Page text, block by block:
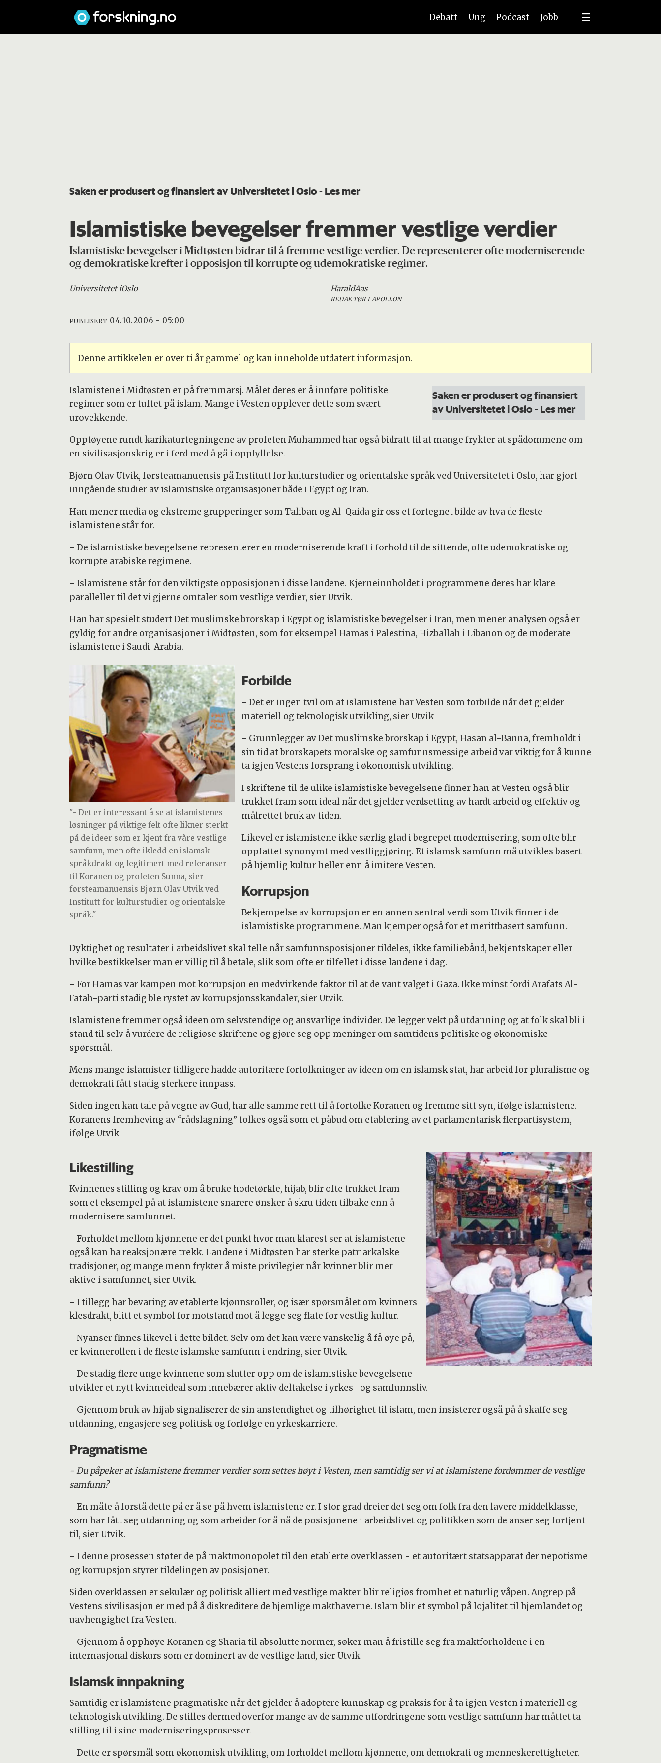
Debatt Ung Podcast Jobb
Saken er produsert og finansiert av Universitetet i Oslo- Les mer
Islamistiske bevegelser fremmer vestlige verdier
Islamistiske bevegelser i Midtøsten bidrar til å fremme vestlige verdier. De representerer ofte moderniserende
og demokratiske krefter i opposisjon til korrupte og udemokratiske regimer.
Universitetet iOslo HaraldAas
REDAKTØR I APOLLON
PUBLISERT 04.10.2006 - 05:00
Denne artikkelen er over ti år gammel og kan inneholde utdatert informasjon.
Saken er produsert og finansiert
av Universitetet i Oslo- Les mer
Islamistene i Midtøsten er på fremmarsj. Målet deres er å innføre politiske
regimer som er tuftet på islam. Mange i Vesten opplever dette som svært
urovekkende.
Opptøyene rundt karikaturtegningene av profeten Muhammed har også bidratt til at mange frykter at spådommene om
en sivilisasjonskrig er i ferd med å gå i oppfyllelse.
Bjørn Olav Utvik, førsteamanuensis på Institutt for kulturstudier og orientalske språk ved Universitetet i Oslo, har gjort
inngående studier av islamistiske organisasjoner både i Egypt og Iran.
Han mener media og ekstreme grupperinger som Taliban og Al-Qaida gir oss et fortegnet bilde av hva de fleste
islamistene står for.
- De islamistiske bevegelsene representerer en moderniserende kraft i forhold til de sittende, ofte udemokratiske og
korrupte arabiske regimene.
- Islamistene står for den viktigste opposisjonen i disse landene. Kjerneinnholdet i programmene deres har klare
paralleller til det vi gjerne omtaler som vestlige verdier, sier Utvik.
Han har spesielt studert Det muslimske brorskap i Egypt og islamistiske bevegelser i Iran, men mener analysen også er
gyldig for andre organisasjoner i Midtøsten, som for eksempel Hamas i Palestina, Hizballah i Libanon og de moderate
islamistene i Saudi-Arabia.
"- Det er interessant å se at islamistenes
løsninger på viktige felt ofte likner sterkt
på de ideer som er kjent fra våre vestlige
samfunn, men ofte ikledd en islamsk
språkdrakt og legitimert med referanser
til Koranen og profeten Sunna, sier
førsteamanuensis Bjørn Olav Utvik ved
Institutt for kulturstudier og orientalske
språk."
Forbilde
- Det er ingen tvil om at islamistene har Vesten som forbilde når det gjelder
materiell og teknologisk utvikling, sier Utvik
- Grunnlegger av Det muslimske brorskap i Egypt, Hasan al-Banna, fremholdt i
sin tid at brorskapets moralske og samfunnsmessige arbeid var viktig for å kunne
ta igjen Vestens forsprang i økonomisk utvikling.
I skriftene til de ulike islamistiske bevegelsene finner han at Vesten også blir
trukket fram som ideal når det gjelder verdsetting av hardt arbeid og effektiv og
målrettet bruk av tiden.
Likevel er islamistene ikke særlig glad i begrepet modernisering, som ofte blir
oppfattet synonymt med vestliggjøring. Et islamsk samfunn må utvikles basert
på hjemlig kultur heller enn å imitere Vesten.
Korrupsjon
Bekjempelse av korrupsjon er en annen sentral verdi som Utvik finner i de
islamistiske programmene. Man kjemper også for et merittbasert samfunn.
Dyktighet og resultater i arbeidslivet skal telle når samfunnsposisjoner tildeles, ikke familiebånd, bekjentskaper eller
hvilke bestikkelser man er villig til å betale, slik som ofte er tilfellet i disse landene i dag.
- For Hamas var kampen mot korrupsjon en medvirkende faktor til at de vant valget i Gaza. Ikke minst fordi Arafats Al-
Fatah-parti stadig ble rystet av korrupsjonsskandaler, sier Utvik.
Islamistene fremmer også ideen om selvstendige og ansvarlige individer. De legger vekt på utdanning og at folk skal bli i
stand til selv å vurdere de religiøse skriftene og gjøre seg opp meninger om samtidens politiske og økonomiske
spørsmål.
Mens mange islamister tidligere hadde autoritære fortolkninger av ideen om en islamsk stat, har arbeid for pluralisme og
demokrati fått stadig sterkere innpass.
Siden ingen kan tale på vegne av Gud, har alle samme rett til å fortolke Koranen og fremme sitt syn, ifølge islamistene.
Koranens fremheving av “rådslagning” tolkes også som et påbud om etablering av et parlamentarisk flerpartisystem,
ifølge Utvik.
Likestilling
Kvinnenes stilling og krav om å bruke hodetørkle, hijab, blir ofte trukket fram
som et eksempel på at islamistene snarere ønsker å skru tiden tilbake enn å
modernisere samfunnet.
- Forholdet mellom kjønnene er det punkt hvor man klarest ser at islamistene
også kan ha reaksjonære trekk. Landene i Midtøsten har sterke patriarkalske
tradisjoner, og mange menn frykter å miste privilegier når kvinner blir mer
aktive i samfunnet, sier Utvik.
- I tillegg har bevaring av etablerte kjønnsroller, og især spørsmålet om kvinners
klesdrakt, blitt et symbol for motstand mot å legge seg flate for vestlig kultur.
- Nyanser finnes likevel i dette bildet. Selv om det kan være vanskelig å få øye på,
er kvinnerollen i de fleste islamske samfunn i endring, sier Utvik.
- De stadig flere unge kvinnene som slutter opp om de islamistiske bevegelsene
utvikler et nytt kvinneideal som innebærer aktiv deltakelse i yrkes- og samfunnsliv.
- Gjennom bruk av hijab signaliserer de sin anstendighet og tilhørighet til islam, men insisterer også på å skaffe seg
utdanning, engasjere seg politisk og forfølge en yrkeskarriere.
Pragmatisme
- Du påpeker at islamistene fremmer verdier som settes høyt i Vesten, men samtidig ser vi at islamistene fordømmer de vestlige
samfunn?
- En måte å forstå dette på er å se på hvem islamistene er. I stor grad dreier det seg om folk fra den lavere middelklasse,
som har fått seg utdanning og som arbeider for å nå de posisjonene i arbeidslivet og politikken som de anser seg fortjent
til, sier Utvik.
- I denne prosessen støter de på maktmonopolet til den etablerte overklassen - et autoritært statsapparat der nepotisme
og korrupsjon styrer tildelingen av posisjoner.
Siden overklassen er sekulær og politisk alliert med vestlige makter, blir religiøs fromhet et naturlig våpen. Angrep på
Vestens sivilisasjon er med på å diskreditere de hjemlige makthaverne. Islam blir et symbol på lojalitet til hjemlandet og
uavhengighet fra Vesten.
- Gjennom å opphøye Koranen og Sharia til absolutte normer, søker man å fristille seg fra maktforholdene i en
internasjonal diskurs som er dominert av de vestlige land, sier Utvik.
Islamsk innpakning
Samtidig er islamistene pragmatiske når det gjelder å adoptere kunnskap og praksis for å ta igjen Vesten i materiell og
teknologisk utvikling. De stilles dermed overfor mange av de samme utfordringene som vestlige samfunn har måttet ta
stilling til i sine moderniseringsprosesser.
- Dette er spørsmål som økonomisk utvikling, om forholdet mellom kjønnene, om demokrati og menneskerettigheter.